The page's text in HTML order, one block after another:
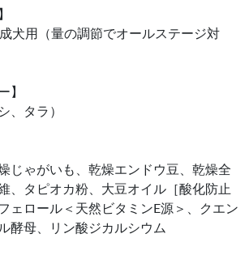
犬用（量の調節でオールステージ対
】
、タラ）
じゃがいも、乾燥エンドウ豆、乾燥全
、タピオカ粉、大豆オイル［酸化防止
ェロール＜天然ビタミンE源＞、クエン
酵母、リン酸ジカルシウム